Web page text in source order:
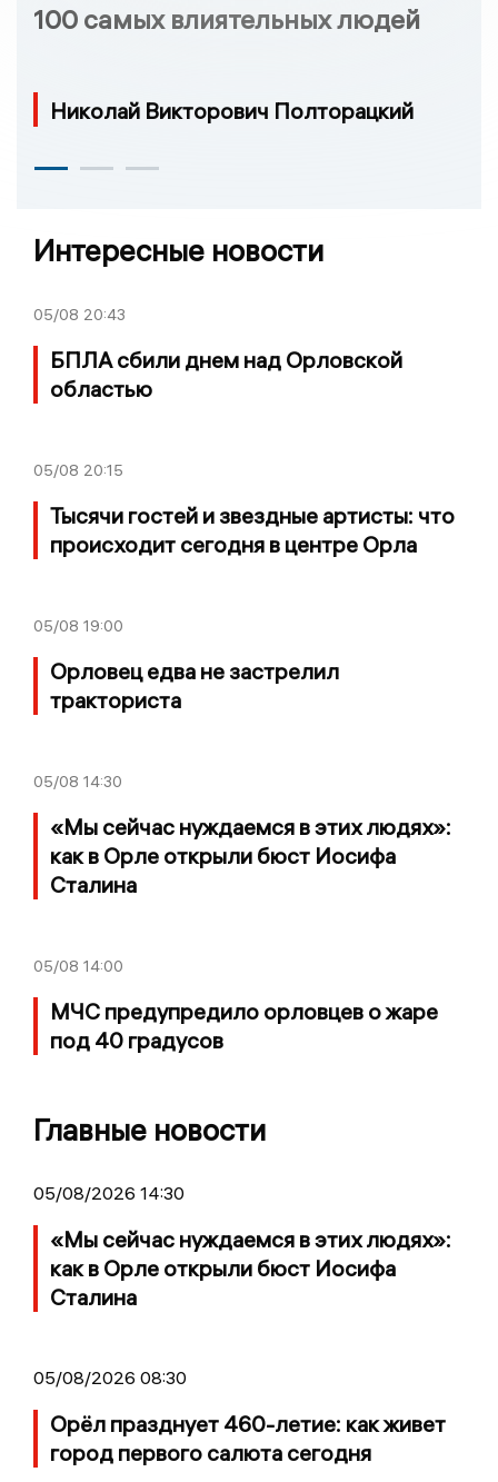
100 самых влиятельных людей
Николай Викторович Полторацкий
Интересные новости
05/08 20:43
БПЛА сбили днем над Орловской
областью
05/08 20:15
Тысячи гостей и звездные артисты: что
происходит сегодня в центре Орла
05/08 19:00
Орловец едва не застрелил
тракториста
05/08 14:30
«Мы сейчас нуждаемся в этих людях»:
как в Орле открыли бюст Иосифа
Сталина
05/08 14:00
МЧС предупредило орловцев о жаре
под 40 градусов
Главные новости
05/08/2026 14:30
«Мы сейчас нуждаемся в этих людях»:
как в Орле открыли бюст Иосифа
Сталина
05/08/2026 08:30
Орёл празднует 460-летие: как живет
город первого салюта сегодня